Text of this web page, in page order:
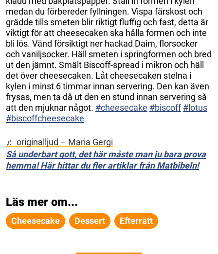
medan du förbereder fyllningen. Vispa färskost och
grädde tills smeten blir riktigt fluffig och fast, detta är
viktigt för att cheesecaken ska hålla formen och inte
bli lös. Vänd försiktigt ner hackad Daim, florsocker
och vaniljsocker. Häll smeten i springformen och bred
ut den jämnt. Smält Biscoff-spread i mikron och häll
det över cheesecaken. Låt cheesecaken stelna i
kylen i minst 6 timmar innan servering. Den kan även
frysas, men ta då ut den en stund innan servering så
att den mjuknar något. #cheesecake #biscoff #lotus
#biscoffcheesecake
♬ originalljud – Maria Gergi
Så underbart gott, det här måste man ju bara prova
hemma! Här hittar du fler artiklar från Matbibeln!
Läs mer om...
Cheesecake Dessert Efterrätt